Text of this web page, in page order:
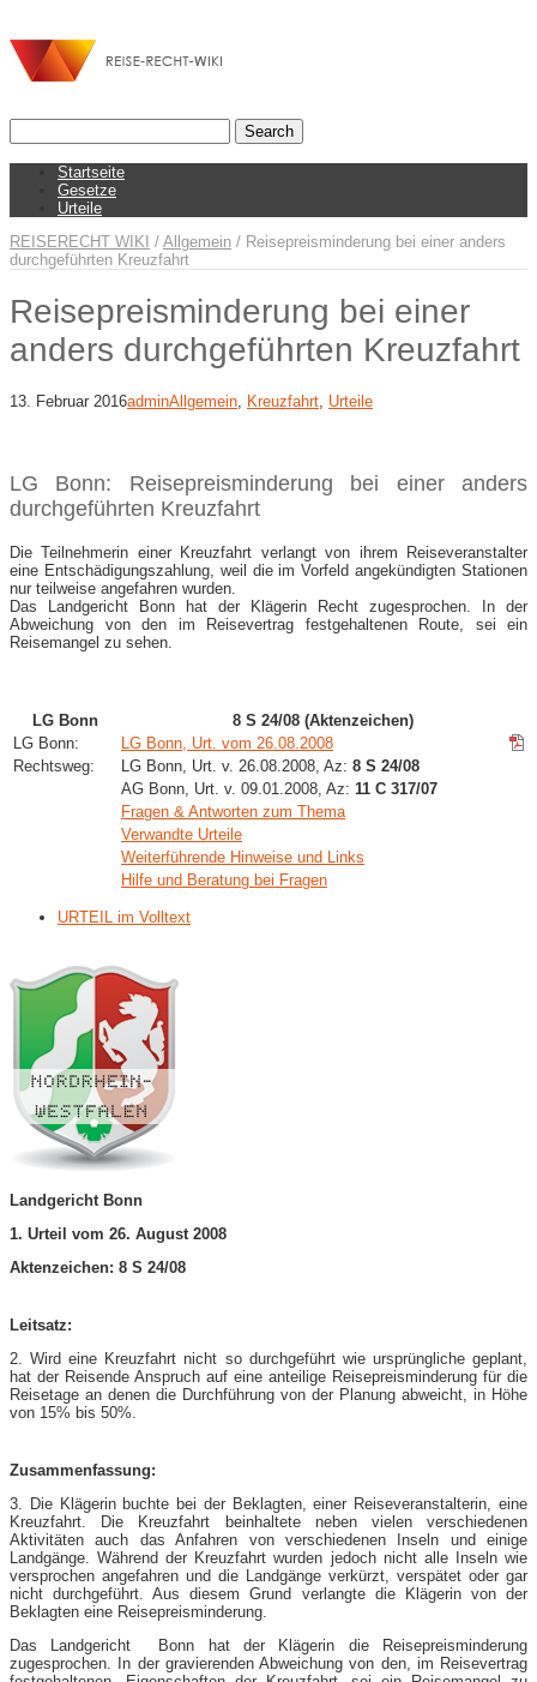
Startseite
Gesetze
Urteile
REISERECHT WIKI / Allgemein / Reisepreisminderung bei einer anders
durchgeführten Kreuzfahrt
Reisepreisminderung bei einer
anders durchgeführten Kreuzfahrt
13. Februar 2016adminAllgemein Kreuzfahrt Urteile
LG Bonn: Reisepreisminderung bei einer anders
durchgeführten Kreuzfahrt
Die Teilnehmerin einer Kreuzfahrt verlangt von ihrem Reiseveranstalter
eine Entschädigungszahlung, weil die im Vorfeld angekündigten Stationen
nur teilweise angefahren wurden.
Das Landgericht Bonn hat der Klägerin Recht zugesprochen. In der
Abweichung von den im Reisevertrag festgehaltenen Route, sei ein
Reisemangel zu sehen.
LG Bonn
8 S 24/08 (Aktenzeichen)
LG Bonn:
LG Bonn, Urt. vom 26.08.2008
Rechtsweg:
LG Bonn, Urt. v. 26.08.2008, Az: 8 S 24/08
AG Bonn, Urt. v. 09.01.2008, Az: 11 C 317/07
Fragen & Antworten zum Thema
Verwandte Urteile
Weiterführende Hinweise und Links
Hilfe und Beratung bei Fragen
URTEIL im Volltext
Landgericht Bonn
1. Urteil vom 26. August 2008
Aktenzeichen: 8 S 24/08
Leitsatz:
2. Wird eine Kreuzfahrt nicht so durchgeführt wie ursprüngliche geplant,
hat der Reisende Anspruch auf eine anteilige Reisepreisminderung für die
Reisetage an denen die Durchführung von der Planung abweicht, in Höhe
von 15% bis 50%.
Zusammenfassung:
3. Die Klägerin buchte bei der Beklagten, einer Reiseveranstalterin, eine
Kreuzfahrt. Die Kreuzfahrt beinhaltete neben vielen verschiedenen
Aktivitäten auch das Anfahren von verschiedenen Inseln und einige
Landgänge. Während der Kreuzfahrt wurden jedoch nicht alle Inseln wie
versprochen angefahren und die Landgänge verkürzt, verspätet oder gar
nicht durchgeführt. Aus diesem Grund verlangte die Klägerin von der
Beklagten eine Reisepreisminderung.
Das Landgericht Bonn hat der Klägerin die Reisepreisminderung
zugesprochen. In der gravierenden Abweichung von den, im Reisevertrag